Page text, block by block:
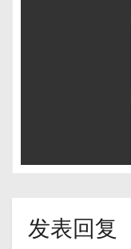
发表回复